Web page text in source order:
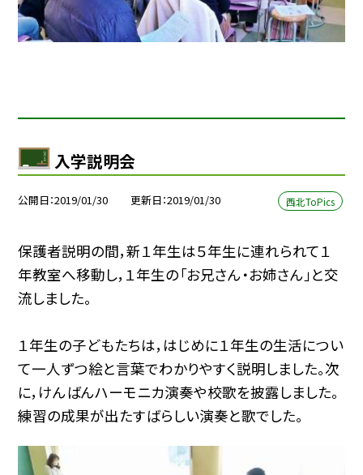
入学説明会
公開日 2019/01/30 更新日 2019/01/30 西北ToPics
保護者説明の間，新１年生は５年生に連れられて１
年教室へ移動し，１年生の「お兄さん・お姉さん」と交
流しました。
１年生の子どもたちは，はじめに１年生の生活につい
て一人ずつ絵と言葉でわかりやすく説明しました。次
に，けんばんハーモニカ演奏や校歌を披露しました。
練習の成果が出たすばらしい演奏と歌でした。